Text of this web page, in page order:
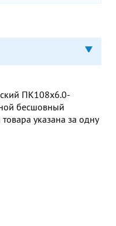
ПК108х6.0-
бесшовный
указана за одну